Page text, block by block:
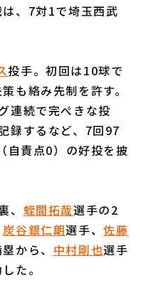
ルス
、7対1で埼玉西武
投手。初回は10球で
も絡み先制を許す。
連続で完ぺきな投
録するなど、7回97
自責点0）の好投を披
蛭間拓哉選手の2
炭谷銀仁朗選手、佐藤
から、 中村剛也選手
た。